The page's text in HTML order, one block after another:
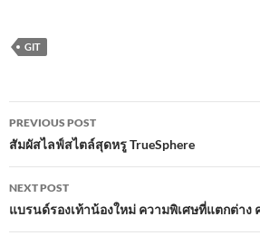
e
b
o
o
k
A
p
GIT
Post
navigation
PREVIOUS POST
สัมผัสไลฟ์สไตล์สุดหรู TrueSphere
NEXT POST
แบรนด์รองเท้าน้องใหม่ ความพิเศษที่แตกต่าง